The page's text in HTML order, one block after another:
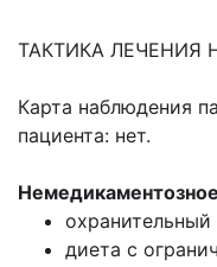
ТАКТИКА ЛЕЧЕНИЯ
Карта наблюдения
пациента: нет.
диета с